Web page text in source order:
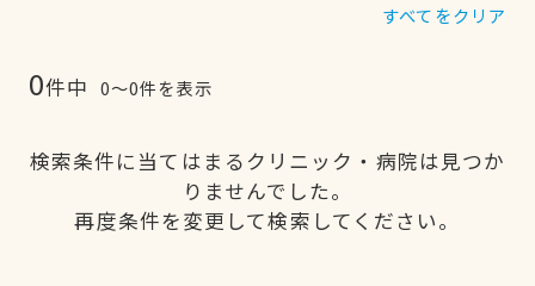
すべてをクリア
0件中 0〜0件を表示
検索条件に当てはまるクリニック・病院は見つか
りませんでした。
再度条件を変更して検索してください。